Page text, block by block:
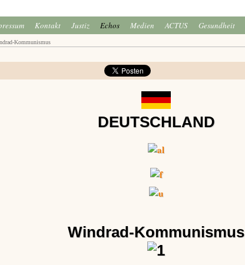
Kontakt Justiz Echos Medien ACTUS Gesundheit
Kommunismus
DEUTSCHLAND
Windrad-Kommunismus